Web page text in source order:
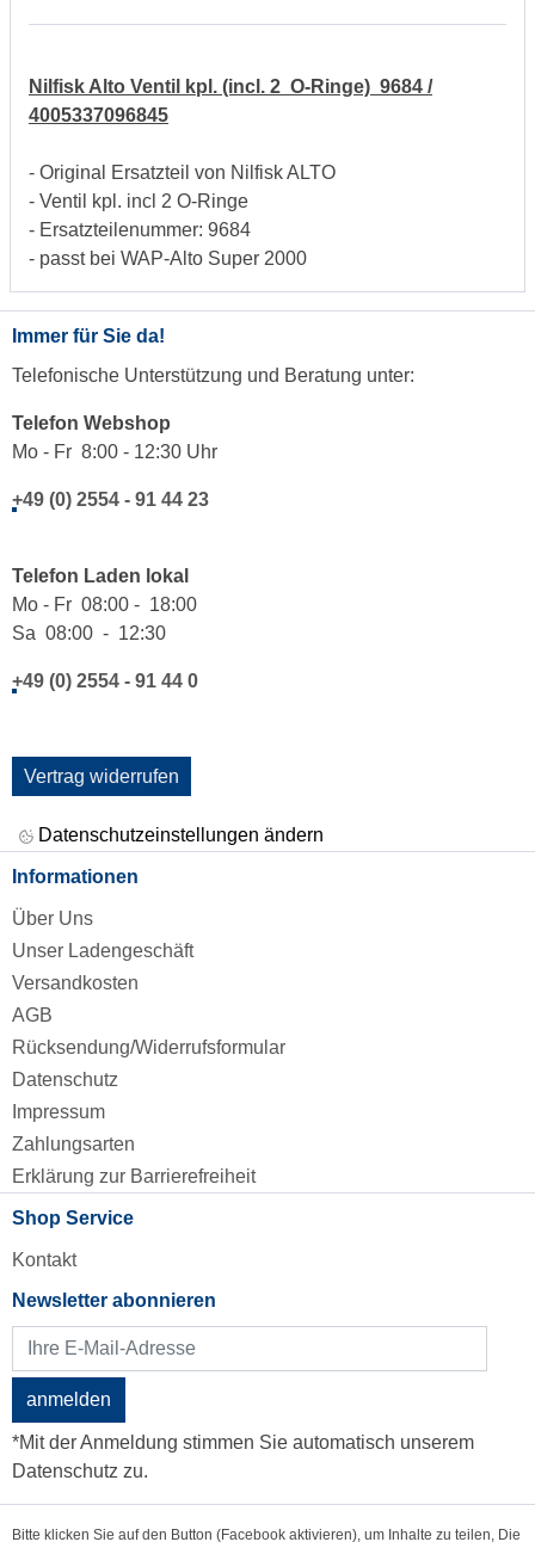
Nilfisk Alto Ventil kpl. (incl. 2 O-Ringe) 9684 /
4005337096845
- Original Ersatzteil von Nilfisk ALTO
- Ventil kpl. incl 2 O-Ringe
- Ersatzteilenummer: 9684
- passt bei WAP-Alto Super 2000
Immer für Sie da!
Telefonische Unterstützung und Beratung unter:
Telefon Webshop
Mo - Fr 8:00 - 12:30 Uhr
+49 (0) 2554 - 91 44 23
Telefon Laden lokal
Mo - Fr 08:00 - 18:00
Sa 08:00 - 12:30
+49 (0) 2554 - 91 44 0
Vertrag widerrufen
Datenschutzeinstellungen ändern
Informationen
Über Uns
Unser Ladengeschäft
Versandkosten
AGB
Rücksendung/Widerrufsformular
Datenschutz
Impressum
Zahlungsarten
Erklärung zur Barrierefreiheit
Shop Service
Kontakt
Newsletter abonnieren
anmelden
*Mit der Anmeldung stimmen Sie automatisch unserem
Datenschutz zu.
Bitte klicken Sie auf den Button (Facebook aktivieren), um Inhalte zu teilen, Die